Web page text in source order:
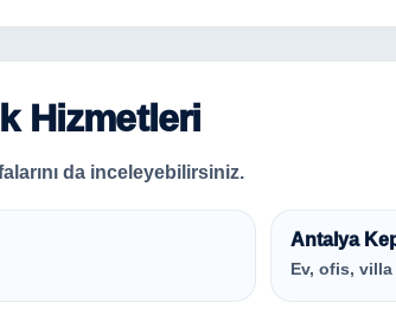
Hizmetleri
da inceleyebilirsiniz.
Antalya
Ev, ofis,